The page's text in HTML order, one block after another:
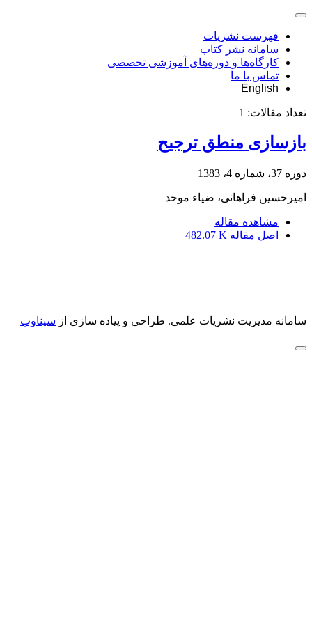
فهرست نشریات
سامانه نشر کتاب
کارگاه‌ها و دوره‌های آموزشی تخصصی
تماس با ما
English
تعداد مقالات: 1
بازسازی منطق ترجیح
دوره 37، شماره 4، 1383
امیرحسین فراهانی، ضیاء موحد
مشاهده مقاله
اصل مقاله 482.07 K
سامانه مدیریت نشریات علمی. طراحی و پیاده سازی از سیناوب